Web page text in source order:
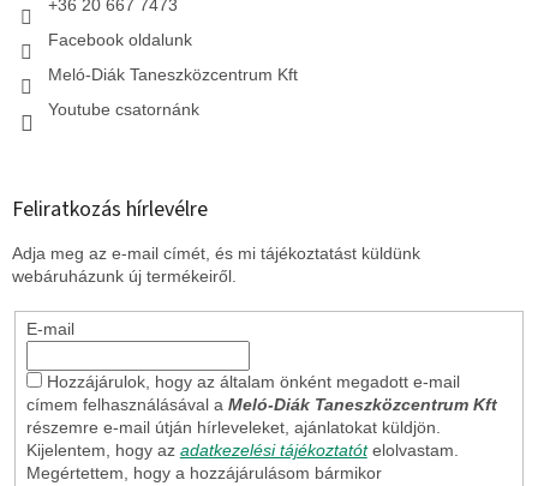
+36 20 667 7473
Facebook oldalunk
Meló-Diák Taneszközcentrum Kft
Youtube csatornánk
Feliratkozás hírlevélre
Adja meg az e-mail címét, és mi tájékoztatást küldünk
webáruházunk új termékeiről.
E-mail
Hozzájárulok, hogy az általam önként megadott e-mail
címem felhasználásával a Meló-Diák Taneszközcentrum Kft
részemre e-mail útján hírleveleket, ajánlatokat küldjön.
Kijelentem, hogy az adatkezelési tájékoztatót elolvastam.
Megértettem, hogy a hozzájárulásom bármikor